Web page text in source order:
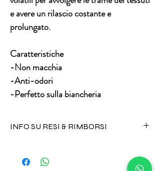
e avere un rilascio costante e
prolungato.
Caratteristiche
-Non macchia
-Anti-odori
-Perfetto sulla biancheria
INFO SU RESI & RIMBORSI
possono essere resi per alcuna ragione.
Tutta l'oggettistica può invece essere